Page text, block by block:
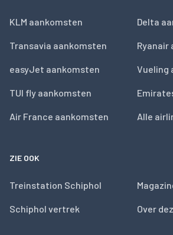
KLM aankomsten
Transavia aankomsten
easyJet aankomsten
TUI fly aankomsten
Air France aankomsten
Delta
Ryanair
Vueling
Alle
ZIE OOK
Treinstation Schiphol
Schiphol vertrek Over